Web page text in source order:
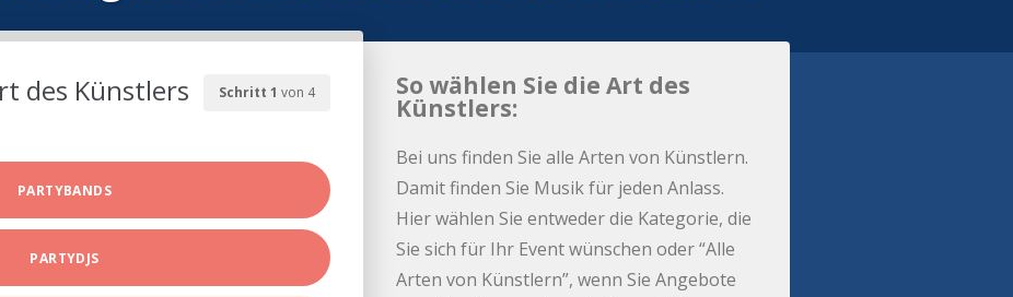
Schritt 1 von 4
des Künstlers
PARTYBANDS
PARTYDJS
So wählen Sie die Art des
Künstlers:
Bei uns finden Sie alle Arten von Künstlern.
Damit finden Sie Musik für jeden Anlass.
Hier wählen Sie entweder die Kategorie, die
Sie sich für Ihr Event wünschen oder “Alle
Arten von Künstlern”, wenn Sie Angebote